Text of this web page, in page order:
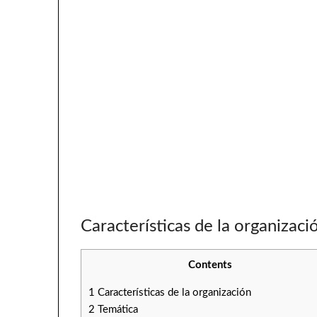
Características de la
Contents
1 Características de la organización
2 Temática